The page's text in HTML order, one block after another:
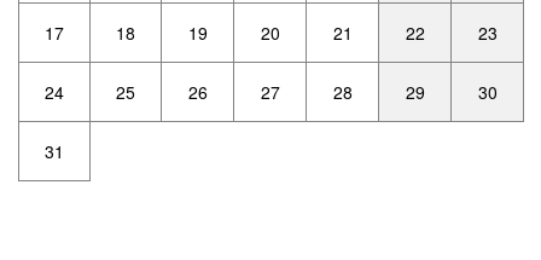
17 18 19 20 21 22 23
24 25 26 27 28 29 30
31